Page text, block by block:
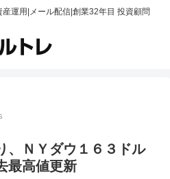
運用|メール配信|創業32年目 投資顧問
、ＮＹダウ１６３ドル
最高値更新